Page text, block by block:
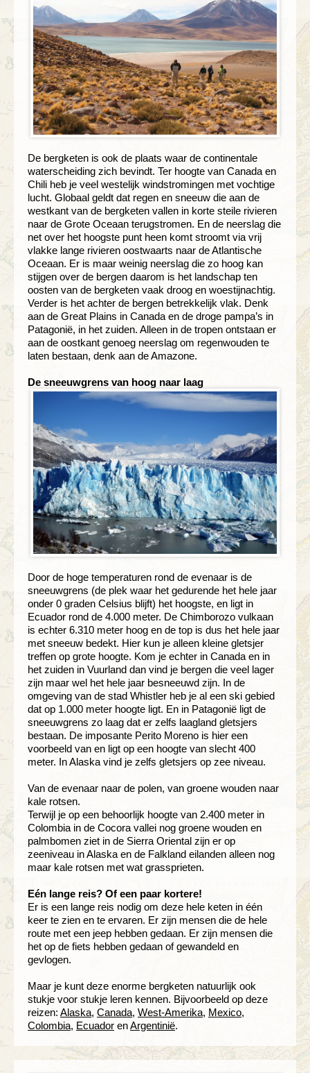
De bergketen is ook de plaats waar de continentale
waterscheiding zich bevindt. Ter hoogte van Canada en
Chili heb je veel westelijk windstromingen met vochtige
lucht. Globaal geldt dat regen en sneeuw die aan de
westkant van de bergketen vallen in korte steile rivieren
naar de Grote Oceaan terugstromen. En de neerslag die
net over het hoogste punt heen komt stroomt via vrij
vlakke lange rivieren oostwaarts naar de Atlantische
Oceaan. Er is maar weinig neerslag die zo hoog kan
stijgen over de bergen daarom is het landschap ten
oosten van de bergketen vaak droog en woestijnachtig.
Verder is het achter de bergen betrekkelijk vlak. Denk
aan de Great Plains in Canada en de droge pampa’s in
Patagonië, in het zuiden. Alleen in de tropen ontstaan er
aan de oostkant genoeg neerslag om regenwouden te
laten bestaan, denk aan de Amazone.
De sneeuwgrens van hoog naar laag
Door de hoge temperaturen rond de evenaar is de
sneeuwgrens (de plek waar het gedurende het hele jaar
onder 0 graden Celsius blijft) het hoogste, en ligt in
Ecuador rond de 4.000 meter. De Chimborozo vulkaan
is echter 6.310 meter hoog en de top is dus het hele jaar
met sneeuw bedekt. Hier kun je alleen kleine gletsjer
treffen op grote hoogte. Kom je echter in Canada en in
het zuiden in Vuurland dan vind je bergen die veel lager
zijn maar wel het hele jaar besneeuwd zijn. In de
omgeving van de stad Whistler heb je al een ski gebied
dat op 1.000 meter hoogte ligt. En in Patagonië ligt de
sneeuwgrens zo laag dat er zelfs laagland gletsjers
bestaan. De imposante Perito Moreno is hier een
voorbeeld van en ligt op een hoogte van slecht 400
meter. In Alaska vind je zelfs gletsjers op zee niveau.
Van de evenaar naar de polen, van groene wouden naar
kale rotsen.
Terwijl je op een behoorlijk hoogte van 2.400 meter in
Colombia in de Cocora vallei nog groene wouden en
palmbomen ziet in de Sierra Oriental zijn er op
zeeniveau in Alaska en de Falkland eilanden alleen nog
maar kale rotsen met wat grassprieten.
Eén lange reis? Of een paar kortere!
Er is een lange reis nodig om deze hele keten in één
keer te zien en te ervaren. Er zijn mensen die de hele
route met een jeep hebben gedaan. Er zijn mensen die
het op de fiets hebben gedaan of gewandeld en
gevlogen.
Maar je kunt deze enorme bergketen natuurlijk ook
stukje voor stukje leren kennen. Bijvoorbeeld op deze
reizen: Alaska, Canada, West-Amerika, Mexico,
Colombia, Ecuador enArgentinië.